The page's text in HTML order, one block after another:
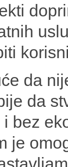
da
da
bez
je